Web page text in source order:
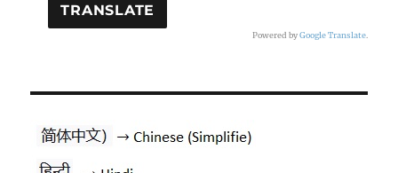
Powered byGoogle Translate.